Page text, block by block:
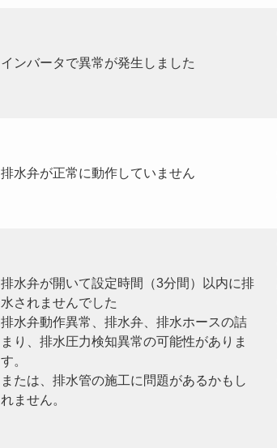
インバータで異常が発生しました
排水弁が正常に動作していません
排水弁が開いて設定時間（3分間）以内に排
水されませんでした
排水弁動作異常、排水弁、排水ホースの詰
まり、排水圧力検知異常の可能性がありま
す。
または、排水管の施工に問題があるかもし
れません。